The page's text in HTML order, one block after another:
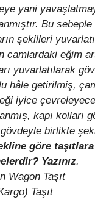
yani
Bu
şekilleri
camlardaki eğim
yuvarlatılarak
hâle getirilmiş,
iyice
kapı kolları
birlikte
göre
Yazınız.
Wagon Taşıt
Taşıt